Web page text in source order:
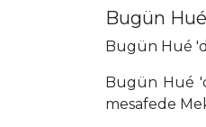
Bugün
Bugün Hué
Bugün Hué
mesafede